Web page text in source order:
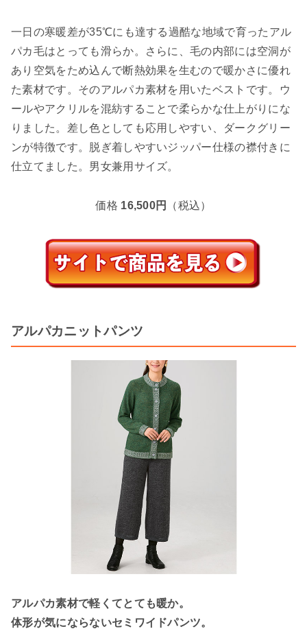
一日の寒暖差が35℃にも達する過酷な地域で育ったアル
パカ毛はとっても滑らか。さらに、毛の内部には空洞が
あり空気をため込んで断熱効果を生むので暖かさに優れ
た素材です。そのアルパカ素材を用いたベストです。ウ
ールやアクリルを混紡することで柔らかな仕上がりにな
りました。差し色としても応用しやすい、ダークグリー
ンが特徴です。脱ぎ着しやすいジッパー仕様の襟付きに
仕立てました。男女兼用サイズ。
価格 16,500円 （税込）
アルパカニットパンツ
アルパカ素材で軽くてとても暖か。
体形が気にならないセミワイドパンツ。